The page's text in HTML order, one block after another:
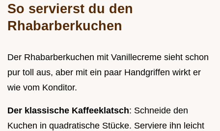
So servierst du den
Rhabarberkuchen
Der Rhabarberkuchen mit Vanillecreme sieht schon
pur toll aus, aber mit ein paar Handgriffen wirkt er
wie vom Konditor.
Der klassische Kaffeeklatsch: Schneide den
Kuchen in quadratische Stücke. Serviere ihn leicht